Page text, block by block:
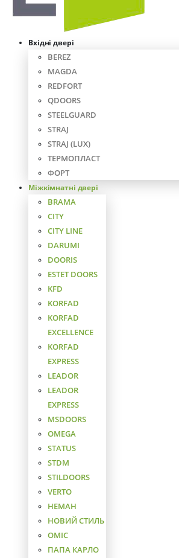
Вхідні двері
BEREZ
MAGDA
REDFORT
QDOORS
STEELGUARD
STRAJ
STRAJ (LUX)
ТЕРМОПЛАСТ
ФОРТ
Міжкімнатні двері
BRAMA
CITY
CITY LINE
DARUMI
DOORIS
ESTET DOORS
KFD
KORFAD
KORFAD
EXCELLENCE
KORFAD
EXPRESS
LEADOR
LEADOR
EXPRESS
MSDOORS
OMEGA
STATUS
STDM
STILDOORS
VERTO
НЕМАН
НОВИЙ СТИЛЬ
ОМІС
ПАПА КАРЛО